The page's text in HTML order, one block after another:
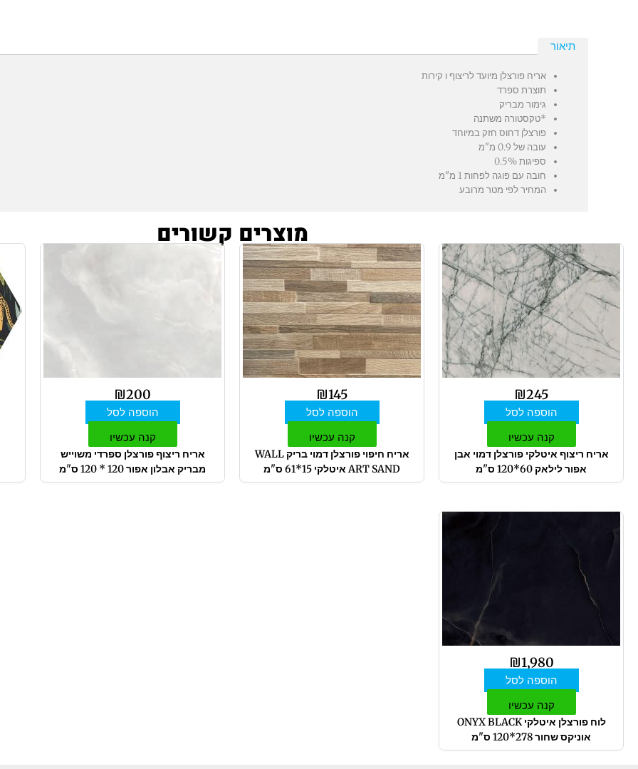
תיאור
אריח פורצלן מיועד לריצוף ו קירות
תוצרת ספרד
גימור מבריק
*טקסטורה משתנה
פורצלן דחוס חזק במיוחד
עובה של 0.9 מ"מ
ספיגות 0.5%
חובה עם פוגה לפחות 1 מ"מ
המחיר לפי מטר מרובע
מוצרים קשורים
₪245
הוספה לסל
קנה עכשיו
אריח ריצוף איטלקי פורצלן דמוי אבן
אפור לילאק 60*120 ס"מ
₪145
הוספה לסל
קנה עכשיו
אריח חיפוי פורצלן דמוי בריק WALL
ART SAND איטלקי 15*61 ס"מ
₪200
הוספה לסל
קנה עכשיו
אריח ריצוף פורצלן ספרדי משוייש
מבריק אבלון אפור 120 * 120 ס"מ
₪1,980
הוספה לסל
קנה עכשיו
לוח פורצלן איטלקי ONYX BLACK
אוניקס שחור 278*120 ס"מ